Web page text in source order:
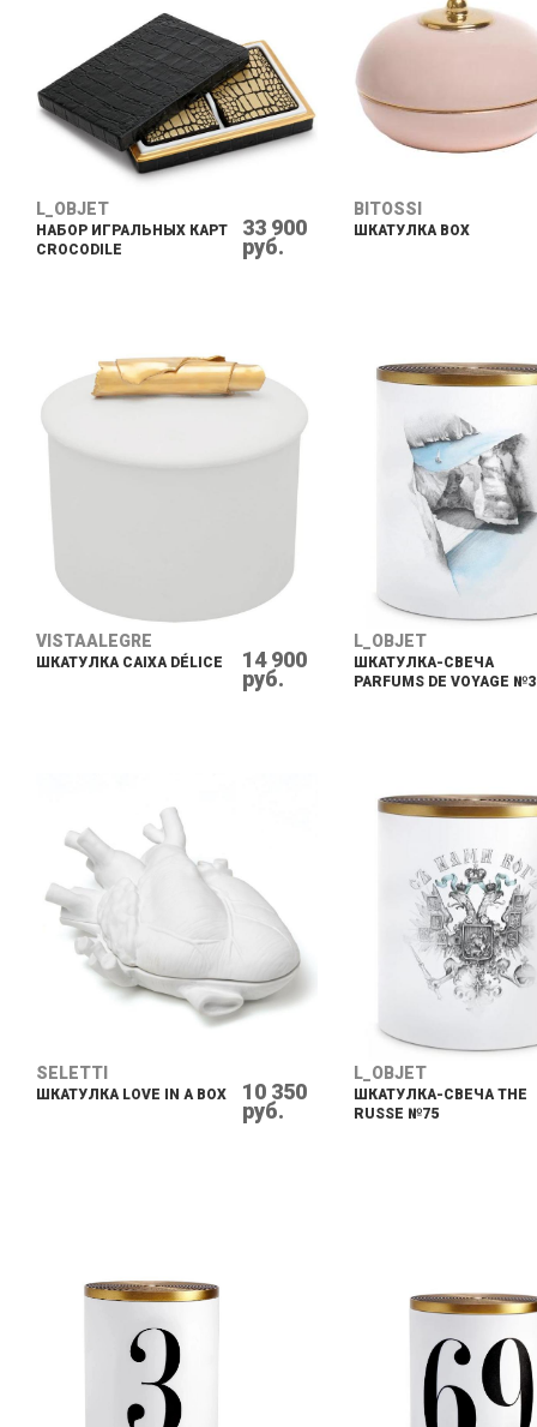
L_OBJET
НАБОР ИГРАЛЬНЫХ КАРТ
CROCODILE
33 900
руб.
BITOSSI
ШКАТУЛКА BOX
VISTAALEGRE
ШКАТУЛКА CAIXA DÉLICE 14 900
руб.
L_OBJET
ШКАТУЛКА-СВЕЧА
PARFUMS DE VOYAGE №3
SELETTI
ШКАТУЛКА LOVE IN A BOX 10 350
руб.
L_OBJET
ШКАТУЛКА-СВЕЧА THE
RUSSE №75